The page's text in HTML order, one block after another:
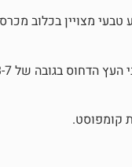
מצויין בכלוב
קומפוסט.